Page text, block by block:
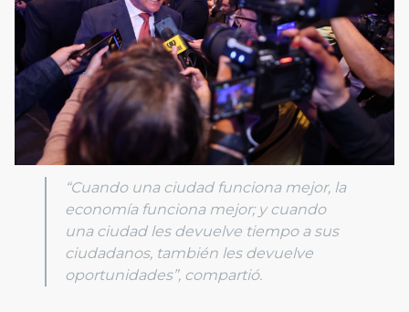
“Cuando una ciudad funciona mejor, la
economía funciona mejor; y cuando
una ciudad les devuelve tiempo a sus
ciudadanos, también les devuelve
oportunidades”, compartió.